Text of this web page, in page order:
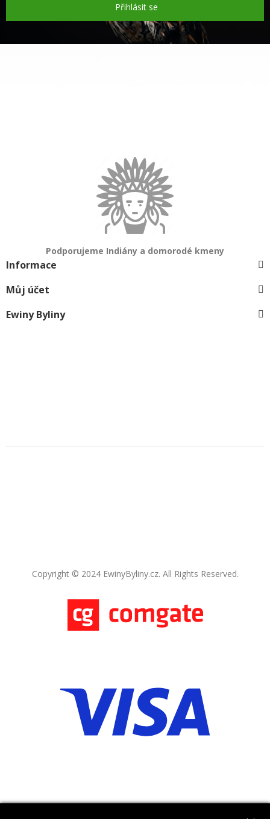
Přihlásit se
Podporujeme Indiány a domorodé kmeny
Informace
Můj účet
Ewiny Byliny
Copyright © 2024 EwinyByliny.cz. All Rights Reserved.